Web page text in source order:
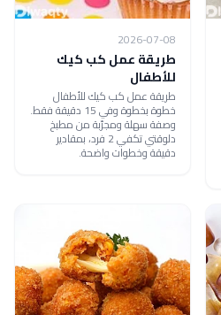
2026-07-08
طريقة عمل كب كيك
للأطفال
طريقة عمل كب كيك للأطفال
خطوة بخطوة وفي 15 دقيقة فقط.
وصفة سهلة ومجرّبة من مطبخ
دلوقتي تكفي 2 فرد، بمقادير
دقيقة وخطوات واضحة.